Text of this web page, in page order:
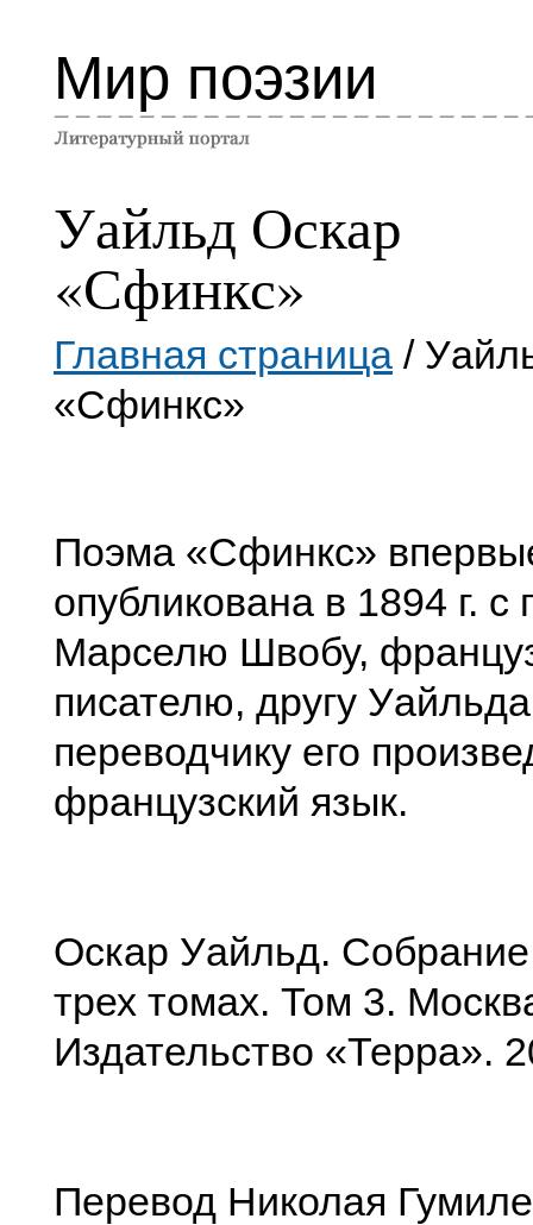
Мир поэзии
Уайльд Оскар
«Сфинкс»
Главная страница /
«Сфинкс»
Поэма «Сфинкс»
опубликована в 1894 г.
Марселю Швобу,
писателю, другу
переводчику его
французский язык.
Оскар Уайльд.
трех томах. Том 3.
Издательство «Терра».
Перевод Николая